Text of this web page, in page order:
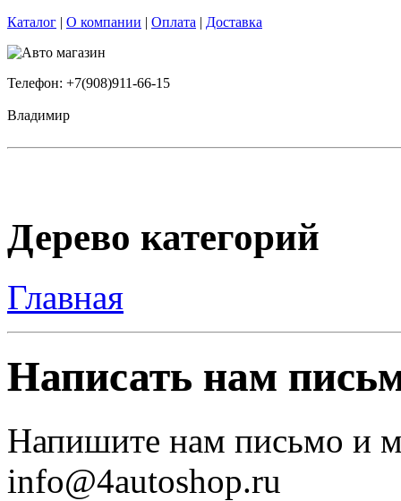
Каталог | О компании | Оплата | Доставка
Телефон: +7(908)911-66-15
Владимир
Дерево категорий
Главная
Написать нам
Напишите нам письмо и
info@4autoshop.ru